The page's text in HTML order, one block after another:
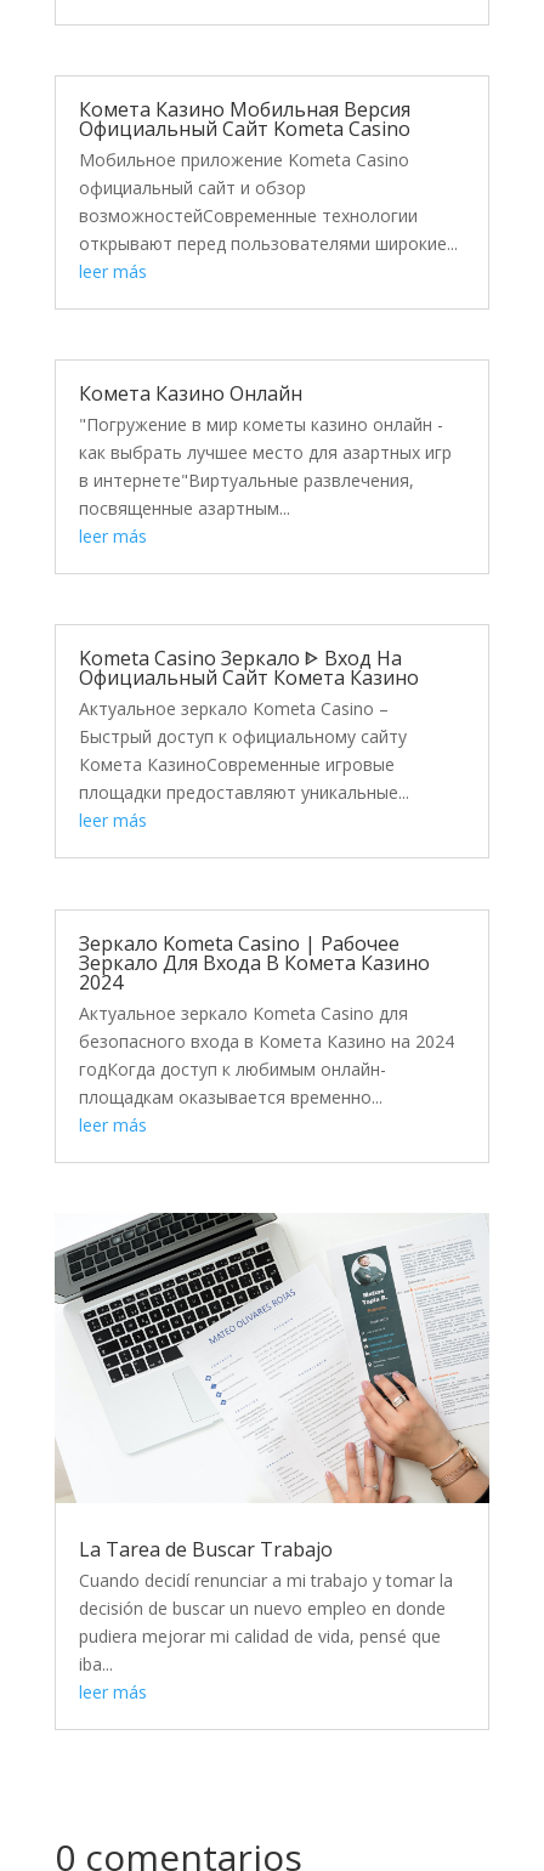
Комета Казино Мобильная Версия
Официальный Сайт Kometa Casino
Мобильное приложение Kometa Casino
официальный сайт и обзор
возможностейСовременные технологии
открывают перед пользователями широкие...
leer más
Комета Казино Онлайн
"Погружение в мир кометы казино онлайн -
как выбрать лучшее место для азартных игр
в интернете"Виртуальные развлечения,
посвященные азартным...
leer más
Kometa Casino Зеркало ᐈ Вход На
Официальный Сайт Комета Казино
Актуальное зеркало Kometa Casino –
Быстрый доступ к официальному сайту
Комета КазиноСовременные игровые
площадки предоставляют уникальные...
leer más
Зеркало Kometa Casino | Рабочее
Зеркало Для Входа В Комета Казино
2024
Актуальное зеркало Kometa Casino для
безопасного входа в Комета Казино на 2024
годКогда доступ к любимым онлайн-
площадкам оказывается временно...
leer más
La Tarea de Buscar Trabajo
Cuando decidí renunciar a mi trabajo y tomar la
decisión de buscar un nuevo empleo en donde
pudiera mejorar mi calidad de vida, pensé que
iba...
leer más
0 comentarios